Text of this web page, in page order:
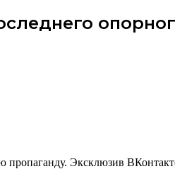
пропаганду. Эксклюзив